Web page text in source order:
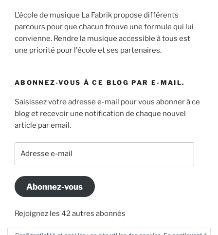
L'école de musique La Fabrik propose différents
parcours pour que chacun trouve une formule qui lui
convienne. Rendre la musique accessible à tous est
une priorité pour l'école et ses partenaires.
ABONNEZ-VOUS À CE BLOG PAR E-MAIL.
Saisissez votre adresse e-mail pour vous abonner à ce
blog et recevoir une notification de chaque nouvel
article par email.
Abonnez-vous
Rejoignez les 42 autres abonnés